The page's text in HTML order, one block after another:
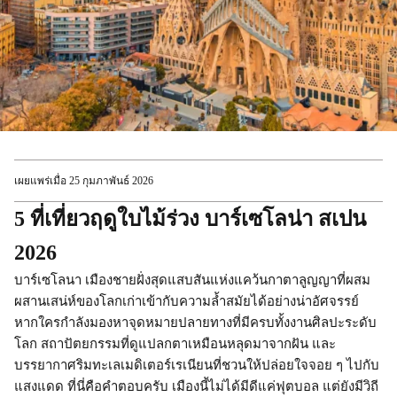
เผยแพร่เมื่อ 25 กุมภาพันธ์ 2026
5 ที่เที่ยวฤดูใบไม้ร่วง บาร์เซโลน่า สเปน
2026
บาร์เซโลนา เมืองชายฝั่งสุดแสบสันแห่งแคว้นกาตาลูญญาที่ผสม
ผสานเสน่ห์ของโลกเก่าเข้ากับความล้ำสมัยได้อย่างน่าอัศจรรย์
หากใครกำลังมองหาจุดหมายปลายทางที่มีครบทั้งงานศิลปะระดับ
โลก สถาปัตยกรรมที่ดูแปลกตาเหมือนหลุดมาจากฝัน และ
บรรยากาศริมทะเลเมดิเตอร์เรเนียนที่ชวนให้ปล่อยใจจอย ๆ ไปกับ
แสงแดด ที่นี่คือคำตอบครับ เมืองนี้ไม่ได้มีดีแค่ฟุตบอล แต่ยังมีวิถี